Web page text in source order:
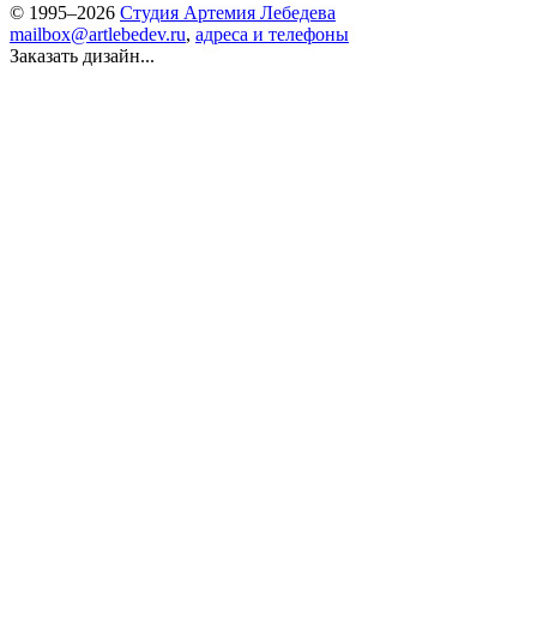
© 1995–2026 Студия Артемия Лебедева
mailbox@artlebedev.ru, адреса и телефоны
Заказать дизайн...